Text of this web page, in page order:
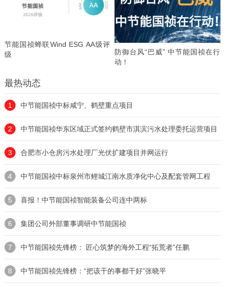
节能国祯蝉联Wind ESG AA级评
级
防御台风“巴威” 中节能国祯在行
动！
最热动态
1 中节能国祯中标咸宁、鹤壁重点项目
2 中节能国祯华东区域正式签约鹤壁市淇滨污水处理委托运营项目
3 合肥市小仓房污水处理厂光伏扩建项目并网运行
4 中节能国祯中标泉州市鲤城江南水质净化中心及配套管网工程
5 喜报！中节能国祯智能装备公司连中两标
6 集团公司外部董事调研中节能国祯
7 中节能国祯先锋榜： 匠心筑梦的海外工程“拓荒者”任鹏
8 中节能国祯先锋榜：“把该干的事都干好”张晓平